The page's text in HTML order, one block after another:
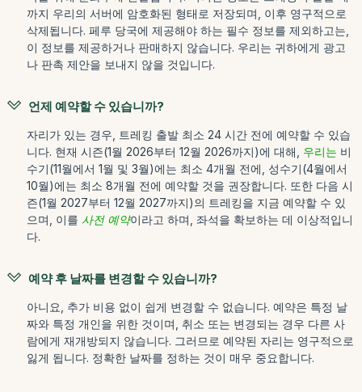
까지 우리의 서버에 암호화된 형태로 저장되며, 이후 영구적으로
삭제됩니다. 페루 당국에 제공해야 하는 필수 정보를 제외하고는,
이 정보를 제공하거나 판매하지 않습니다. 우리는 귀하에게 광고
나 판촉 제안을 보내지 않을 것입니다.
언제 예약할 수 있습니까?
자리가 있는 경우, 트레킹 출발 최소 24 시간 전에 예약할 수 있습
니다. 현재 시즌(1월 2026부터 12월 2026까지)에 대해, 우리는 비
수기(11월에서 1월 및 3월)에는 최소 4개월 전에, 성수기(4월에서
10월)에는 최소 8개월 전에 예약할 것을 권장합니다. 또한 다음 시
즌(1월 2027부터 12월 2027까지)의 트레킹을 지금 예약할 수 있
으며, 이를 사전 예약이라고 하며, 좌석을 확보하는 데 이상적입니
다.
예약 후 날짜를 변경할 수 있습니까?
아니요, 추가 비용 없이 쉽게 변경할 수 없습니다. 예약은 특정 날
짜와 특정 개인을 위한 것이며, 취소 또는 변경되는 경우 다른 사
람에게 재개방되지 않습니다. 그러므로 예약된 자리는 영구적으로
잃게 됩니다. 정확한 날짜를 정하는 것이 매우 중요합니다.